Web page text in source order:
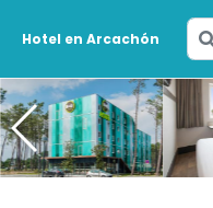
Hotel en Arcachón